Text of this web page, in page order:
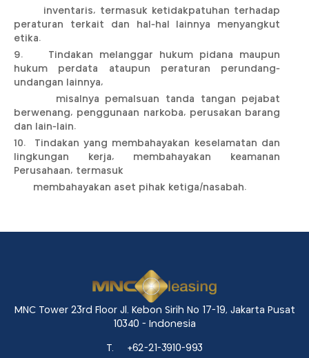
inventaris, termasuk ketidakpatuhan terhadap
peraturan terkait dan hal-hal lainnya menyangkut
etika.
9. Tindakan melanggar hukum pidana maupun
hukum perdata ataupun peraturan perundang-
undangan lainnya,
misalnya pemalsuan tanda tangan pejabat
berwenang, penggunaan narkoba, perusakan barang
dan lain-lain.
10. Tindakan yang membahayakan keselamatan dan
lingkungan kerja, membahayakan keamanan
Perusahaan, termasuk
membahayakan aset pihak ketiga/nasabah.
MNC Tower 23rd Floor Jl. Kebon Sirih No 17-19, Jakarta Pusat
10340 - Indonesia
T. +62-21-3910-993